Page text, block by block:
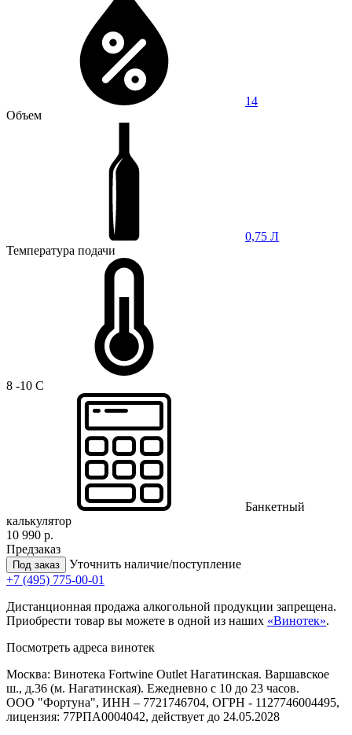
14
Объем
0,75 Л
Температура подачи
8 -10 C
Банкетный
калькулятор
10 990 р.
Предзаказ
Под заказ
Уточнить наличие/поступление
+7 (495) 775-00-01
Дистанционная продажа алкогольной продукции запрещена.
Приобрести товар вы можете в одной из наших «Винотек».
Посмотреть адреса винотек
Москва: Винотека Fortwine Outlet Нагатинская. Варшавское
ш., д.36 (м. Нагатинская). Ежедневно с 10 до 23 часов.
ООО "Фортуна", ИНН – 7721746704, ОГРН - 1127746004495,
лицензия: 77РПА0004042, действует до 24.05.2028